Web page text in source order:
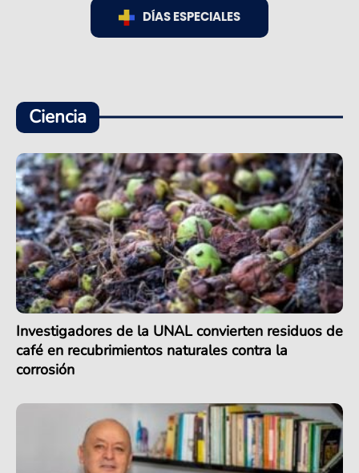
DÍAS ESPECIALES
Ciencia
Investigadores de la UNAL convierten residuos de
café en recubrimientos naturales contra la
corrosión